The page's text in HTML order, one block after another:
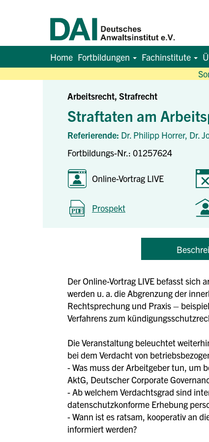
Home Fortbildungen Fachinstitute
Arbeitsrecht, Strafrecht
Straftaten am
Referierende: Dr. Philipp Horrer, Dr.
Fortbildungs-Nr.: 01257624
Online-Vortrag LIVE
Prospekt
Der Online-Vortrag LIVE befasst
werden u. a. die Abgrenzung der
Rechtsprechung und Praxis –
Verfahrens zum
Die Veranstaltung beleuchtet
bei dem Verdacht von
- Was muss der Arbeitgeber tun, um
AktG, Deutscher Corporate
- Ab welchem Verdachtsgrad sind
datenschutzkonforme Erhebung
- Wann ist es ratsam, kooperativ an
informiert werden?